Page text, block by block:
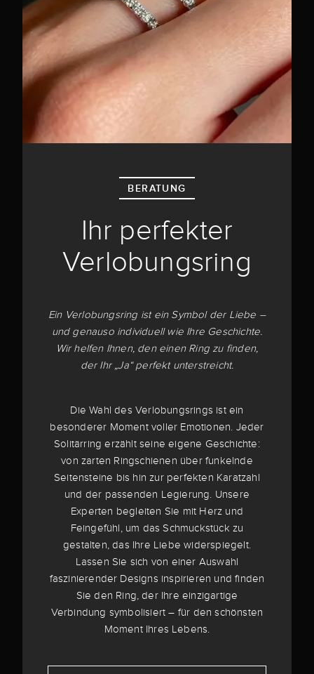
BERATUNG
Ihr perfekter
Verlobungsring
Ein Verlobungsring ist ein Symbol der Liebe –
und genauso individuell wie Ihre Geschichte.
Wir helfen Ihnen, den einen Ring zu finden,
der Ihr „Ja“ perfekt unterstreicht.
Die Wahl des Verlobungsrings ist ein
besonderer Moment voller Emotionen. Jeder
Solitärring erzählt seine eigene Geschichte:
von zarten Ringschienen über funkelnde
Seitensteine bis hin zur perfekten Karatzahl
und der passenden Legierung. Unsere
Experten begleiten Sie mit Herz und
Feingefühl, um das Schmuckstück zu
gestalten, das Ihre Liebe widerspiegelt.
Lassen Sie sich von einer Auswahl
faszinierender Designs inspirieren und finden
Sie den Ring, der Ihre einzigartige
Verbindung symbolisiert – für den schönsten
Moment Ihres Lebens.